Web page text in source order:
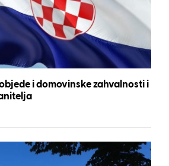
i domovinske zahvalnosti i